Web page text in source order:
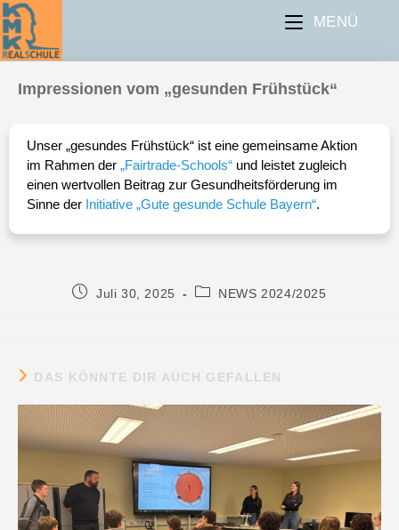
MENÜ
Impressionen vom „gesunden Frühstück“
Unser „gesundes Frühstück“ ist eine gemeinsame Aktion
im Rahmen der „Fairtrade-Schools“ und leistet zugleich
einen wertvollen Beitrag zur Gesundheitsförderung im
Sinne der Initiative „Gute gesunde Schule Bayern“.
Juli 30, 2025 NEWS 2024/2025
DAS KÖNNTE DIR AUCH GEFALLEN